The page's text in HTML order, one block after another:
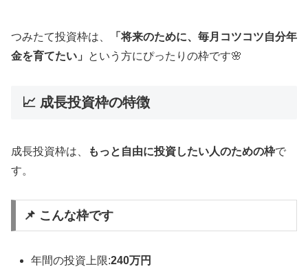
つみたて投資枠は、
「将来のために、毎月コツコツ自分年
金を育てたい」
という方にぴったりの枠です🌸
📈 成長投資枠の特徴
成長投資枠は、 もっと自由に投資したい人のための枠で
す。
📌 こんな枠です
年間の投資上限:240万円